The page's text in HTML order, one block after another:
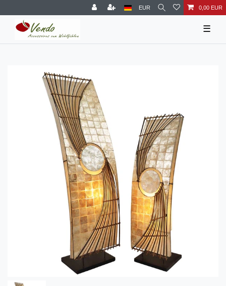
EUR 0,00 EUR
☰